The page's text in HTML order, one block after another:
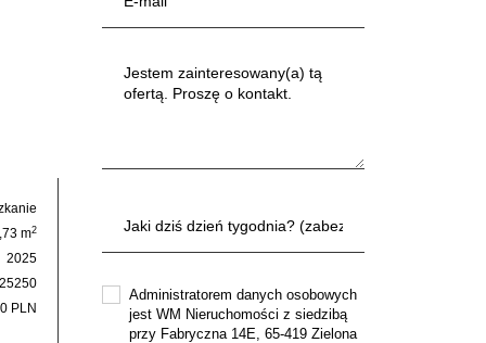
m2
2025
PLN
Administratorem danych osobowych
jest WM Nieruchomości z siedzibą
przy Fabryczna 14E, 65-419 Zielona